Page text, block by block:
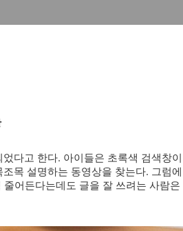
다고 한다. 아이들은 초록색 검색창이
목 설명하는 동영상을 찾는다. 그럼에
어든다는데도 글을 잘 쓰려는 사람은